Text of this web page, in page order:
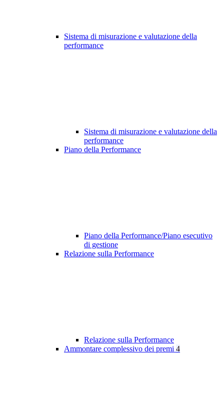
Sistema di misurazione e valutazione della
performance
Sistema di misurazione e valutazione della
performance
Piano della Performance
Piano della Performance/Piano esecutivo
di gestione
Relazione sulla Performance
Relazione sulla Performance
Ammontare complessivo dei premi 4